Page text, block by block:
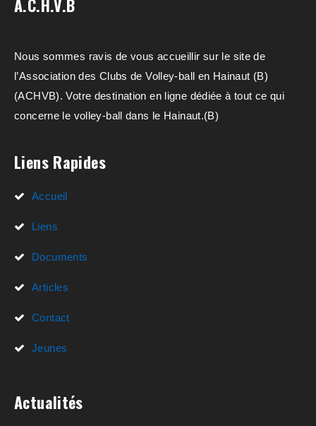
A.C.H.V.B
Nous sommes ravis de vous accueillir sur le site de
l’Association des Clubs de Volley-ball en Hainaut (B)
(ACHVB). Votre destination en ligne dédiée à tout ce qui
concerne le volley-ball dans le Hainaut.(B)
Liens Rapides
Accueil
Liens
Documents
Articles
Contact
Jeunes
Actualités